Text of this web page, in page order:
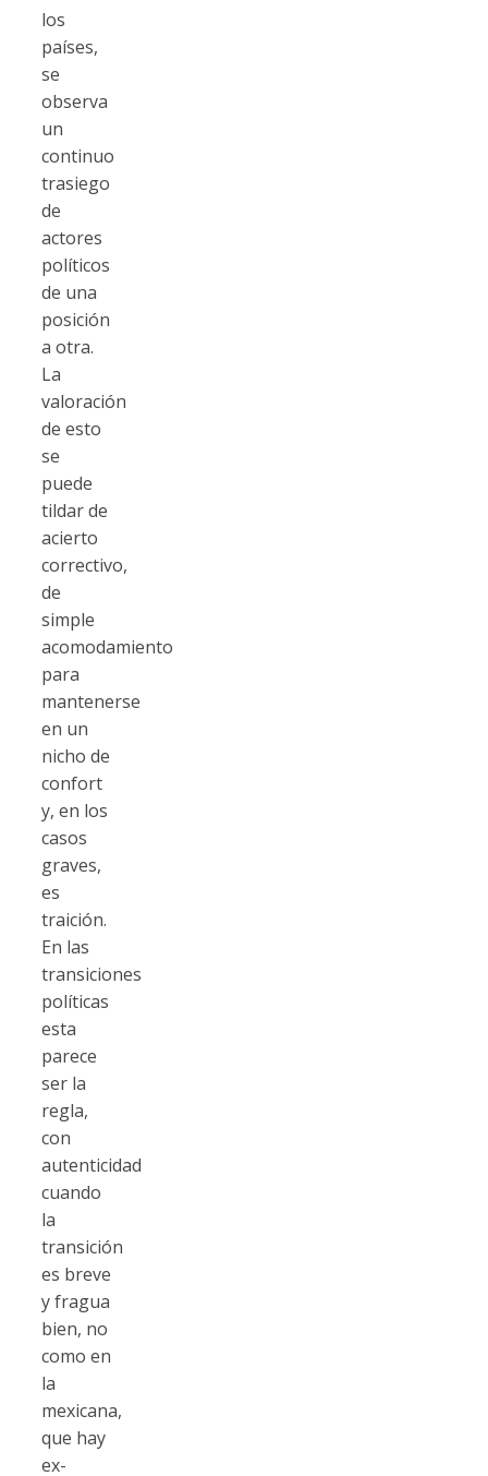
los
países,
se
observa
un
continuo
trasiego
de
actores
políticos
de una
posición
a otra.
La
valoración
de esto
se
puede
tildar de
acierto
correctivo,
de
simple
acomodamiento
para
mantenerse
en un
nicho de
confort
y, en los
casos
graves,
es
traición.
En las
transiciones
políticas
esta
parece
ser la
regla,
con
autenticidad
cuando
la
transición
es breve
y fragua
bien, no
como en
la
mexicana,
que hay
ex-